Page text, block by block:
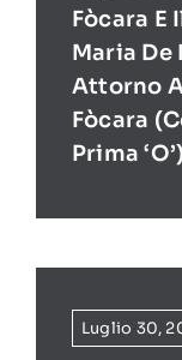
Fòcara E
Maria De
Attorno
Fòcara
Prima ‘O’)
Luglio 30,